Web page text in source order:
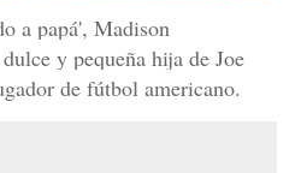
a papá', Madison
y pequeña hija de Joe
de fútbol americano.